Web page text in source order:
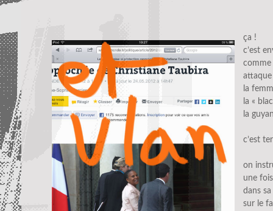
ça !
c’est
comme
la
la «
la
c’est
on
une
dans
sur le